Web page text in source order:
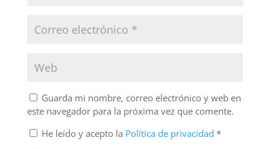
Guarda mi nombre, correo electrónico y web en
este navegador para la próxima vez que comente.
He leído y acepto la Política de privacidad *